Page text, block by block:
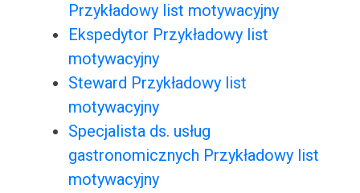
Przykładowy list motywacyjny
Ekspedytor Przykładowy list
motywacyjny
Steward Przykładowy list
motywacyjny
Specjalista ds. usług
gastronomicznych Przykładowy list
motywacyjny